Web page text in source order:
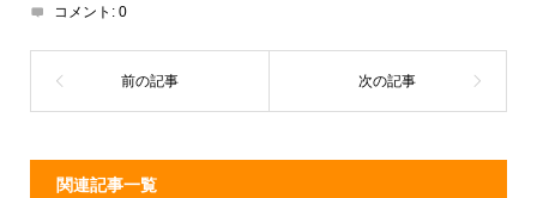
s
o
k
コメント: 0
関連記事一覧